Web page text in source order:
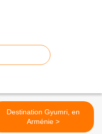
Destination Gyumri, en
Arménie >